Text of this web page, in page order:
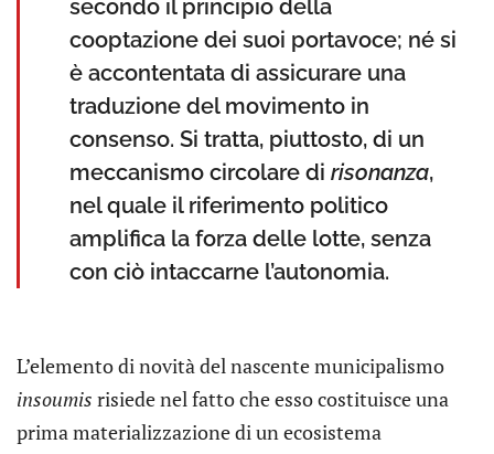
secondo il principio della
cooptazione dei suoi portavoce; né si
è accontentata di assicurare una
traduzione del movimento in
consenso. Si tratta, piuttosto, di un
meccanismo circolare di risonanza,
nel quale il riferimento politico
amplifica la forza delle lotte, senza
con ciò intaccarne l’autonomia.
L’elemento di novità del nascente municipalismo
insoumis risiede nel fatto che esso costituisce una
prima materializzazione di un ecosistema